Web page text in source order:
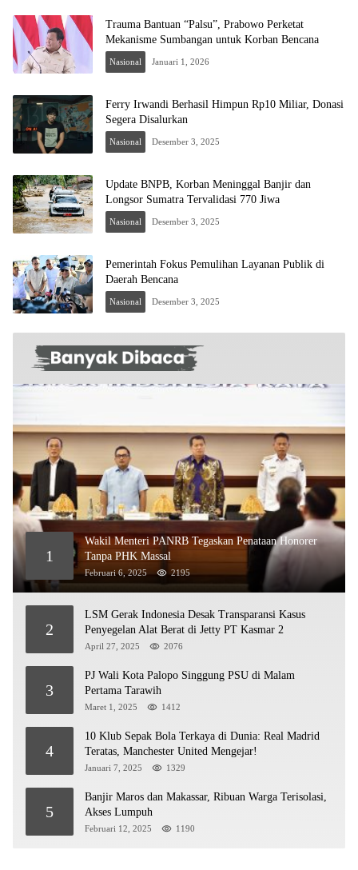
Trauma Bantuan “Palsu”, Prabowo Perketat
Mekanisme Sumbangan untuk Korban Bencana
Nasional Januari 1, 2026
Ferry Irwandi Berhasil Himpun Rp10 Miliar, Donasi
Segera Disalurkan
Nasional Desember 3, 2025
Update BNPB, Korban Meninggal Banjir dan
Longsor Sumatra Tervalidasi 770 Jiwa
Nasional Desember 3, 2025
Pemerintah Fokus Pemulihan Layanan Publik di
Daerah Bencana
Nasional Desember 3, 2025
1
Wakil Menteri PANRB Tegaskan Penataan Honorer
Tanpa PHK Massal
Februari 6, 2025 2195
2
LSM Gerak Indonesia Desak Transparansi Kasus
Penyegelan Alat Berat di Jetty PT Kasmar 2
April 27, 2025 2076
3
PJ Wali Kota Palopo Singgung PSU di Malam
Pertama Tarawih
Maret 1, 2025 1412
4
10 Klub Sepak Bola Terkaya di Dunia: Real Madrid
Teratas, Manchester United Mengejar!
Januari 7, 2025 1329
5
Banjir Maros dan Makassar, Ribuan Warga Terisolasi,
Akses Lumpuh
Februari 12, 2025 1190